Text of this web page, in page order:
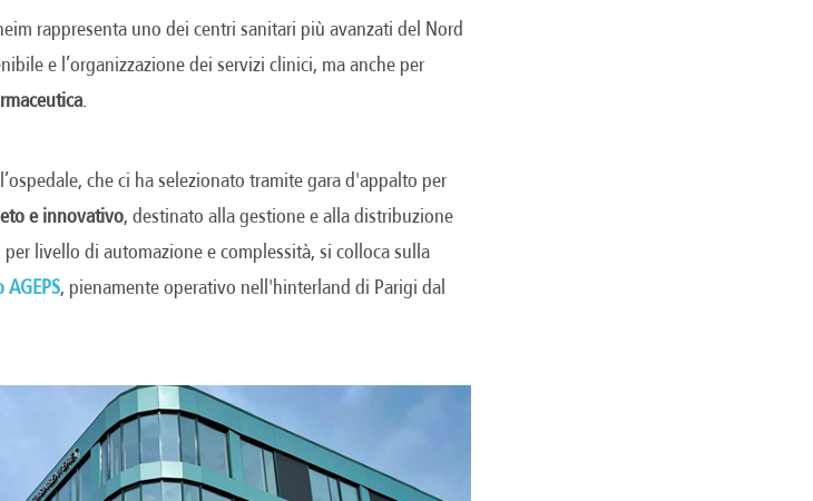
rappresenta uno dei centri sanitari più avanzati del Nord
e l’organizzazione dei servizi clinici, ma anche per
.
che ci ha selezionato tramite gara d'appalto per
e innovativo, destinato alla gestione e alla distribuzione
livello di automazione e complessità, si colloca sulla
, pienamente operativo nell'hinterland di Parigi dal